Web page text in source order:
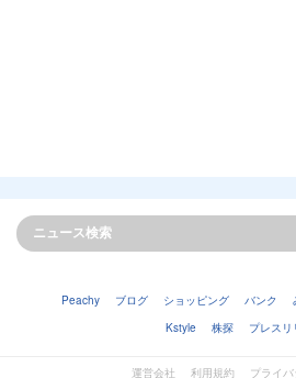
Peachy ブログ ショッピング バンク
Kstyle
株探 プレスリ
運営会社 利用規約 プライ